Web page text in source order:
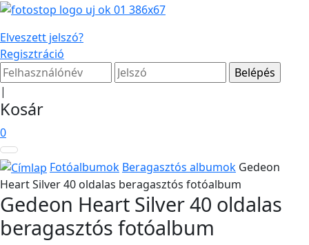
Elveszett jelszó?
Regisztráció
|
Kosár
0
Fotóalbumok Beragasztós albumok Gedeon
Heart Silver 40 oldalas beragasztós fotóalbum
Gedeon Heart Silver 40 oldalas
beragasztós fotóalbum